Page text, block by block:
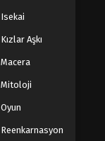
32.Bölüm
Isekai
Kızlar Aşkı
Macera
Mitoloji
Oyun
Reenkarnasyon